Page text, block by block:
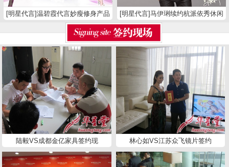
[明星代言]温碧霞代言妙瘦修身产品
[明星代言]马伊琍续约杭派依秀休闲
陆毅VS成都金亿家具签约现 林心如VS江苏众飞镜片签约